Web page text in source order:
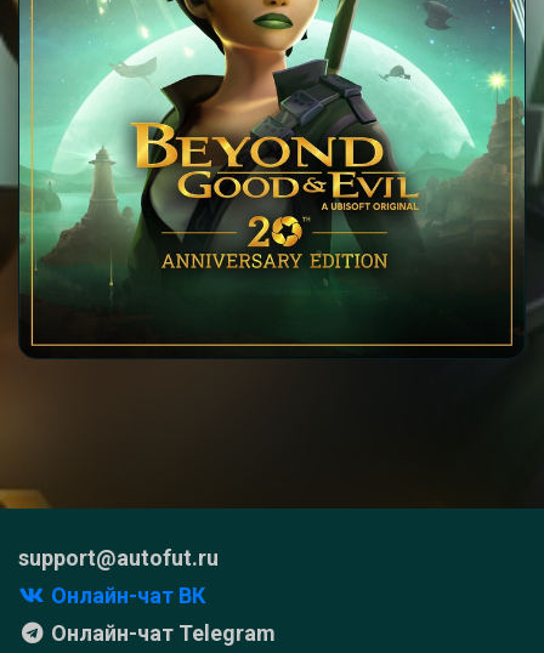
support@autofut.ru
Онлайн-чат ВК
Онлайн-чат Telegram